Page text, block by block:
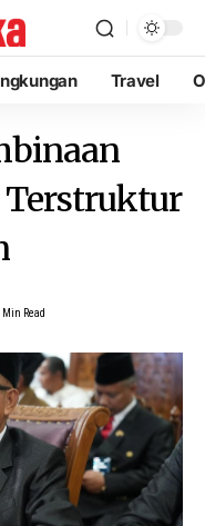
Travel
Terstruktur
Min Read